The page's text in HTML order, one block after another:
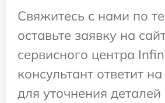
Свяжитесь с нами по
оставьте заявку на
сервисного центра
консультант ответит
для уточнения